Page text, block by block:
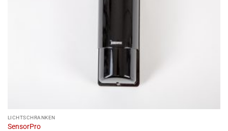
LICHTSCHRANKEN
SensorPro